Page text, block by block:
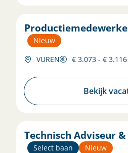
Nieuw
VUREN
€ 3.073 - € 3.116
Bekijk
Technisch Adviseur
Select baan
Nieuw